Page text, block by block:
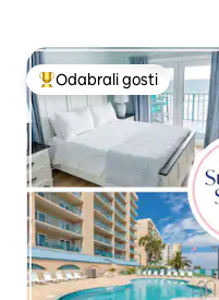
Među najviše
Odabrali gosti